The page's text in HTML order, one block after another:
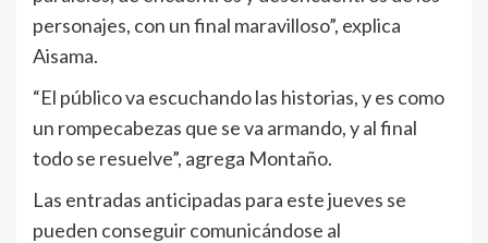
personajes, con un final maravilloso”, explica
Aisama.
“El público va escuchando las historias, y es como
un rompecabezas que se va armando, y al final
todo se resuelve”, agrega Montaño.
Las entradas anticipadas para este jueves se
pueden conseguir comunicándose al